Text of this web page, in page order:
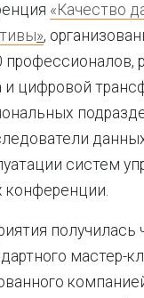
«Качество
»,
цифровой
систем
конференции.
мастер-